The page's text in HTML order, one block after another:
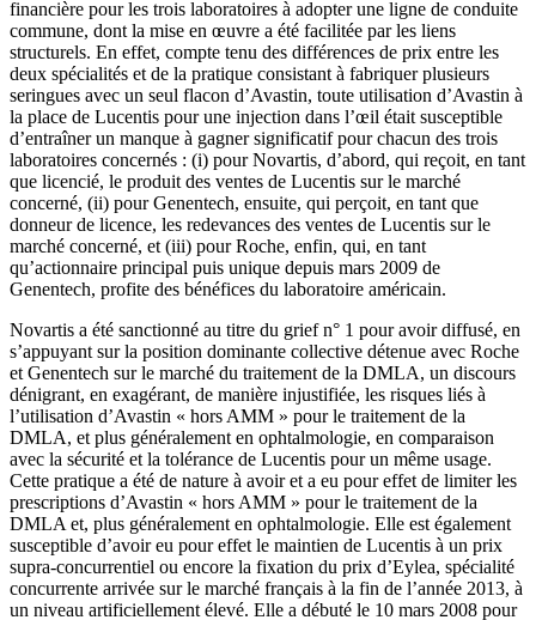
financière pour les trois laboratoires à adopter une ligne de conduite
commune, dont la mise en œuvre a été facilitée par les liens
structurels. En effet, compte tenu des différences de prix entre les
deux spécialités et de la pratique consistant à fabriquer plusieurs
seringues avec un seul flacon d’Avastin, toute utilisation d’Avastin à
la place de Lucentis pour une injection dans l’œil était susceptible
d’entraîner un manque à gagner significatif pour chacun des trois
laboratoires concernés : (i) pour Novartis, d’abord, qui reçoit, en tant
que licencié, le produit des ventes de Lucentis sur le marché
concerné, (ii) pour Genentech, ensuite, qui perçoit, en tant que
donneur de licence, les redevances des ventes de Lucentis sur le
marché concerné, et (iii) pour Roche, enfin, qui, en tant
qu’actionnaire principal puis unique depuis mars 2009 de
Genentech, profite des bénéfices du laboratoire américain.
Novartis a été sanctionné au titre du grief n° 1 pour avoir diffusé, en
s’appuyant sur la position dominante collective détenue avec Roche
et Genentech sur le marché du traitement de la DMLA, un discours
dénigrant, en exagérant, de manière injustifiée, les risques liés à
l’utilisation d’Avastin « hors AMM » pour le traitement de la
DMLA, et plus généralement en ophtalmologie, en comparaison
avec la sécurité et la tolérance de Lucentis pour un même usage.
Cette pratique a été de nature à avoir et a eu pour effet de limiter les
prescriptions d’Avastin « hors AMM » pour le traitement de la
DMLA et, plus généralement en ophtalmologie. Elle est également
susceptible d’avoir eu pour effet le maintien de Lucentis à un prix
supra-concurrentiel ou encore la fixation du prix d’Eylea, spécialité
concurrente arrivée sur le marché français à la fin de l’année 2013, à
un niveau artificiellement élevé. Elle a débuté le 10 mars 2008 pour